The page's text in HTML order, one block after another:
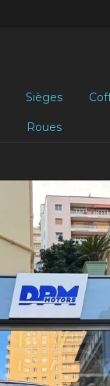
Sièges
Roues